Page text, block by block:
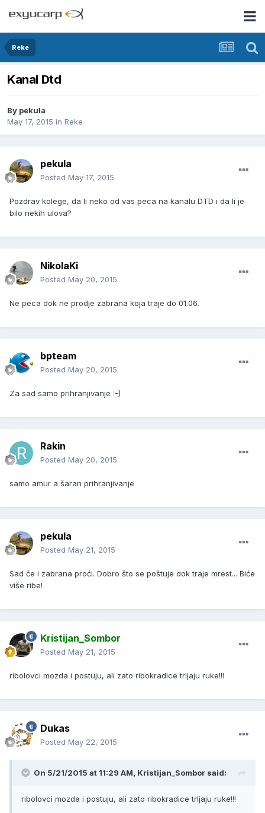
Reke
Kanal Dtd
By pekula
May 17, 2015 in Reke
pekula
Posted May 17, 2015
Pozdrav kolege, da li neko od vas peca na kanalu DTD i da li je
bilo nekih ulova?
NikolaKi
Posted May 20, 2015
Ne peca dok ne prodje zabrana koja traje do 01.06.
bpteam
Posted May 20, 2015
Za sad samo prihranjivanje :-)
Rakin
Posted May 20, 2015
samo amur a šaran prihranjivanje
pekula
Posted May 21, 2015
Sad će i zabrana proći. Dobro što se poštuje dok traje mrest... Biće
više ribe!
Kristijan_Sombor
Posted May 21, 2015
ribolovci mozda i postuju, ali zato ribokradice trljaju ruke!!!
Dukas
Posted May 22, 2015
On 5/21/2015 at 11:29 AM, Kristijan_Sombor said:
ribolovci mozda i postuju, ali zato ribokradice trljaju ruke!!!